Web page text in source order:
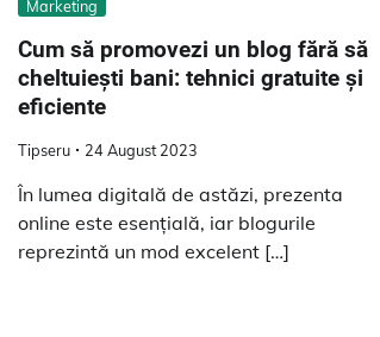
Marketing
Cum să promovezi un blog fără să
cheltuiești bani: tehnici gratuite și
eficiente
Tipseru 24 August 2023
În lumea digitală de astăzi, prezenta
online este esențială, iar blogurile
reprezintă un mod excelent […]